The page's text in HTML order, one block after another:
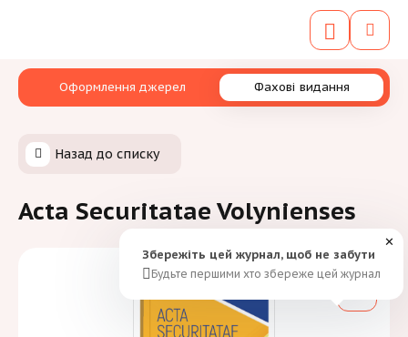
Оформлення джерел Фахові видання
Назад до списку
Acta Securitatae Volynienses
Збережіть цей журнал, щоб не забути
Будьте першими хто збереже цей журнал
✕